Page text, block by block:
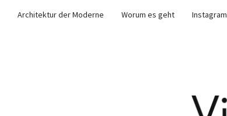
Architektur der Moderne Worum es geht Instagram